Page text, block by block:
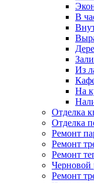
В
Из
На
Отделка
Отделка
Ремонт
Ремонт
Ремонт
Черновой
Ремонт